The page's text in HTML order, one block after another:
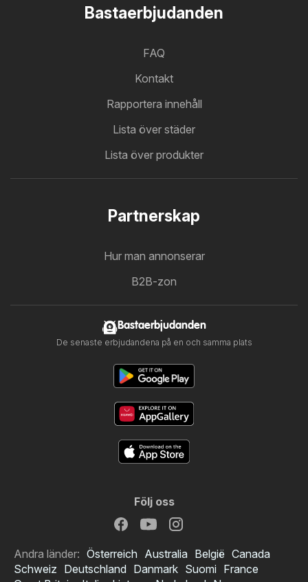
Bastaerbjudanden
FAQ
Kontakt
Rapportera innehåll
Lista över städer
Lista över produkter
Partnerskap
Hur man annonserar
B2B-zon
Bastaerbjudanden
De senaste erbjudandena på en och samma plats
Följ oss
Andra länder: Österreich Australia België Canada
Schweiz Deutschland Danmark Suomi France